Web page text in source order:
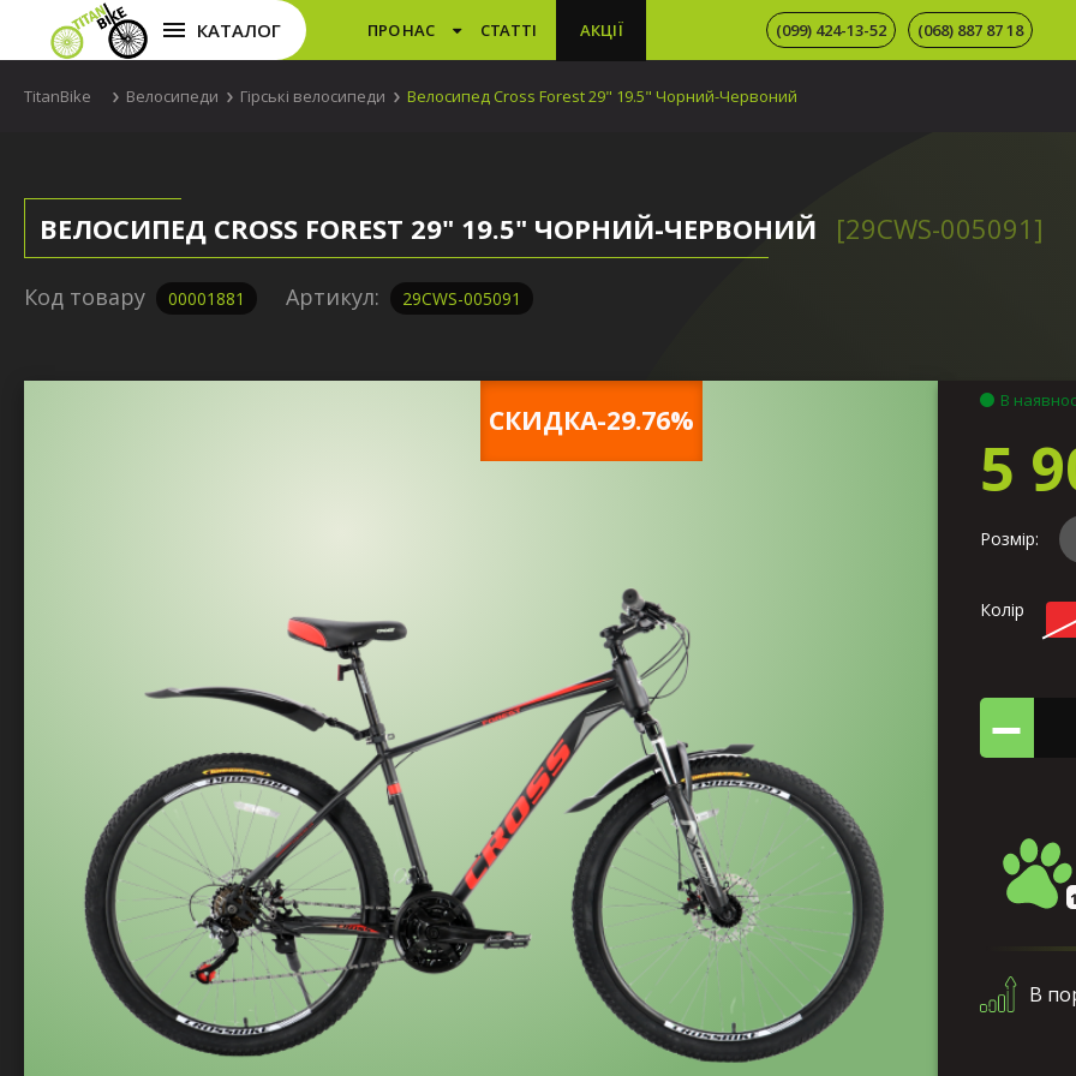
КАТАЛОГ ПРО НАС СТАТТІ АКЦІЇ (099) 424-13-52 (068) 887 87 18
TitanBike Велосипеди Гірські велосипеди Велосипед Cross Forest 29" 19.5" Чорний-Червоний
ВЕЛОСИПЕД CROSS FOREST 29" 19.5" ЧОРНИЙ-ЧЕРВОНИЙ [29CWS-005091]
Код товару 00001881 Артикул: 29CWS-005091
CКИДКА-29.76%
В
5
Розмір:
Колір
В